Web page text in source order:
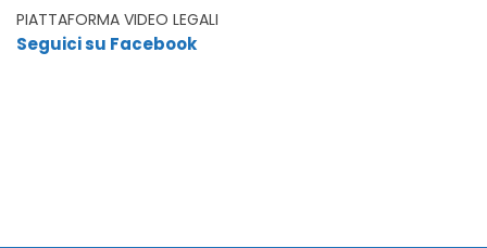
PIATTAFORMA VIDEO LEGALI
Seguici su Facebook